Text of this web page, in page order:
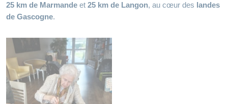
25 km de Marmande et 25 km de Langon, au cœur des landes
de Gascogne.